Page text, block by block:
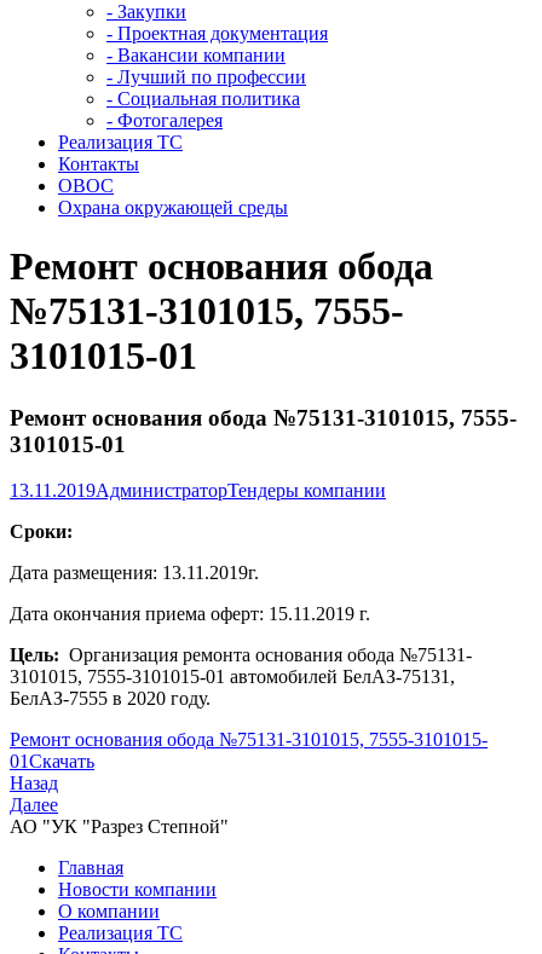
- Закупки
- Проектная документация
- Вакансии компании
- Лучший по профессии
- Социальная политика
- Фотогалерея
Реализация ТС
Контакты
ОВОС
Охрана окружающей среды
Ремонт основания обода
№75131-3101015, 7555-
3101015-01
Ремонт основания обода №75131-3101015, 7555-
3101015-01
13.11.2019АдминистраторТендеры компании
Сроки:
Дата размещения: 13.11.2019г.
Дата окончания приема оферт: 15.11.2019 г.
Цель: Организация ремонта основания обода №75131-
3101015, 7555-3101015-01 автомобилей БелАЗ-75131,
БелАЗ-7555 в 2020 году.
Ремонт основания обода №75131-3101015, 7555-3101015-
01Скачать
Назад
Далее
АО "УК "Разрез Степной"
Главная
Новости компании
О компании
Реализация ТС